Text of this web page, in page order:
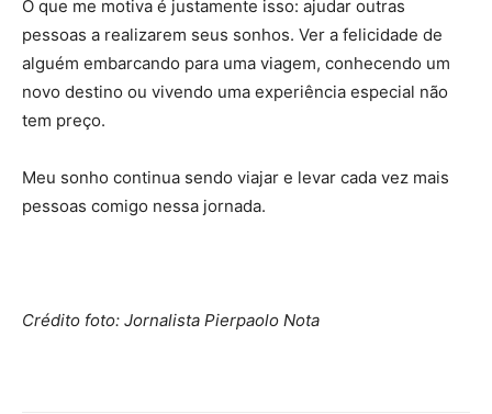
O que me motiva é justamente isso: ajudar outras
pessoas a realizarem seus sonhos. Ver a felicidade de
alguém embarcando para uma viagem, conhecendo um
novo destino ou vivendo uma experiência especial não
tem preço.
Meu sonho continua sendo viajar e levar cada vez mais
pessoas comigo nessa jornada.
Crédito foto: Jornalista Pierpaolo Nota